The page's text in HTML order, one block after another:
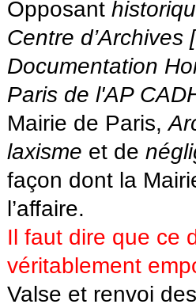
Opposant
Centre d’Archives
Documentation
Paris de l'AP
Mairie de Paris,
laxisme et de
façon dont la
l’affaire.
Il faut dire que ce
véritablement
Valse et renvoi